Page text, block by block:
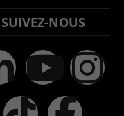
SUIVEZ-NOUS